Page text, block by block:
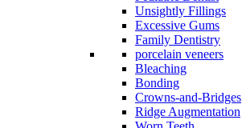
Unsightly Fillings
Excessive Gums
Family Dentistry
porcelain veneers
Bleaching
Bonding
Crowns-and-Bridges
Ridge Augmentation